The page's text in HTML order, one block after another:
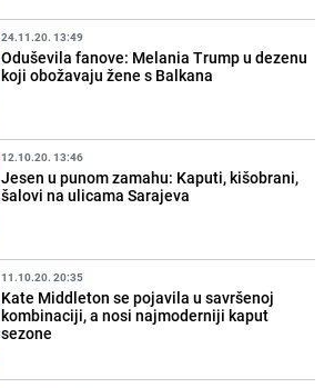
24.11.20. 13:49
Oduševila fanove: Melania Trump u dezenu
koji obožavaju žene s Balkana
12.10.20. 13:46
Jesen u punom zamahu: Kaputi, kišobrani,
šalovi na ulicama Sarajeva
11.10.20. 20:35
Kate Middleton se pojavila u savršenoj
kombinaciji, a nosi najmoderniji kaput
sezone